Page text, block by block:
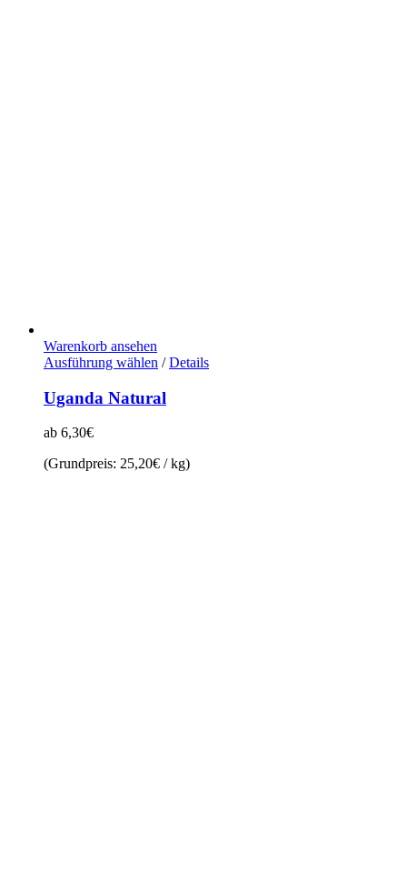
Warenkorb ansehen
Ausführung wählen Dieses
weist
mehrere
Die
Optionen
/ Details
Uganda Natural
ab 6,30€
(Grundpreis: 25,20€ /kg)